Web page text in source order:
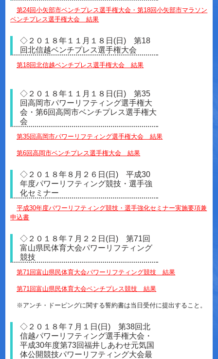
第24回小矢部市ベンチプレス選手権大会・第18回小矢部市マラソン
ベンチプレス選手権大会 結果
◇２０１８年１１月１８日(日) 第18
回北信越ベンチプレス選手権大会
第18回北信越ベンチプレス選手権大会 結果
◇２０１８年１１月１８日(日) 第35
回高岡市パワーリフティング選手権大
会・第6回高岡市ベンチプレス選手権大
会
第35回高岡市パワーリフティング選手権大会 結果
第6回高岡市ベンチプレス選手権大会 結果
◇２０１８年８月２６日(日) 平成30
年度パワーリフティング競技・選手強
化セミナー
平成30年度パワーリフティング競技・選手強化セミナー実施要項兼
申込書
◇２０１８年７月２２日(日) 第71回
富山県民体育大会パワーリフティング
競技
第71回富山県民体育大会パワーリフティング競技 結果
第71回富山県民体育大会ベンチプレス競技 結果
※アンチ・ドーピングに関する誓約書は当日受付に提出すること。
◇２０１８年７月１日(日) 第38回北
信越パワーリフティング選手権大会・
平成30年度第73回福井しあわせ元気国
体公開競技パワーリフティング大会最